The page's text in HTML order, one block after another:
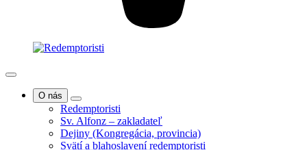
O nás
Redemptoristi
Sv. Alfonz – zakladateľ
Dejiny (Kongregácia, provincia)
Svätí a blahoslavení redemptoristi